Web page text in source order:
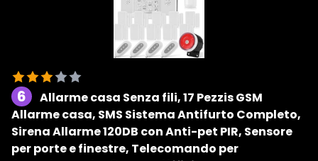
6
Allarme casa Senza fili, 17 Pezzis GSM
Allarme casa, SMS Sistema Antifurto Completo,
Sirena Allarme 120DB con Anti-pet PIR, Sensore
per porte e finestre, Telecomando per